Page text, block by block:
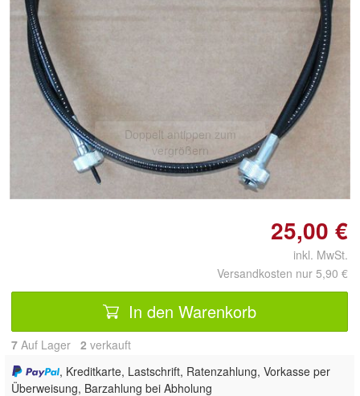
Doppelt antippen zum
vergrößern
25,00 €
inkl. MwSt.
Versandkosten nur 5,90 €
In den Warenkorb
7 Auf Lager 2 verkauft
, Kreditkarte, Lastschrift, Ratenzahlung, Vorkasse per
Überweisung, Barzahlung bei Abholung